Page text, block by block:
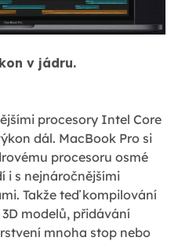
v jádru.
procesory Intel Core
dál. MacBook Pro si
procesoru osmé
i s nejnáročnějšími
Takže teď kompilování
modelů, přidávání
mnoha stop nebo